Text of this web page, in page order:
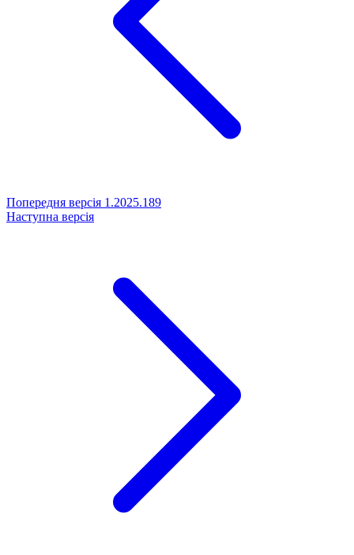
Попередня версія 1.2025.189
Наступна версія